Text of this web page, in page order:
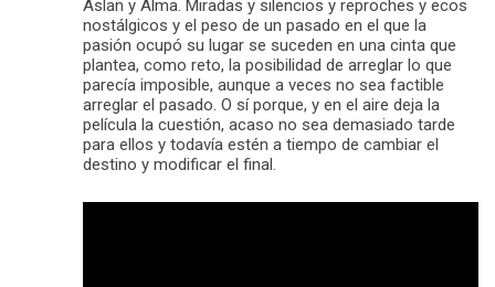
Aslan y Alma. Miradas y silencios y reproches y ecos
nostálgicos y el peso de un pasado en el que la
pasión ocupó su lugar se suceden en una cinta que
plantea, como reto, la posibilidad de arreglar lo que
parecía imposible, aunque a veces no sea factible
arreglar el pasado. O sí porque, y en el aire deja la
película la cuestión, acaso no sea demasiado tarde
para ellos y todavía estén a tiempo de cambiar el
destino y modificar el final.